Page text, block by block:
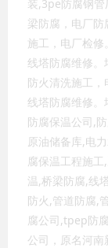
装,3pe防腐钢
梁防腐，电厂
施工，电厂检
线塔防腐维修。
防火清洗施工
线塔防腐维修。
防腐保温公司,
原油储备库,电
腐保温工程施
温,桥梁防腐,线
防火,管道防腐,
腐公司,tpep防
公司，原名河